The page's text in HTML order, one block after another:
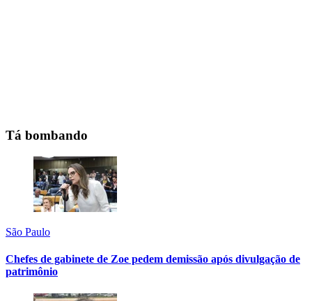
Tá bombando
São Paulo
Chefes de gabinete de Zoe pedem demissão após divulgação de
patrimônio